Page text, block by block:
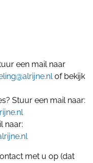
een mail naar
of bekijk
Stuur een mail naar:
naar:
met u op (dat